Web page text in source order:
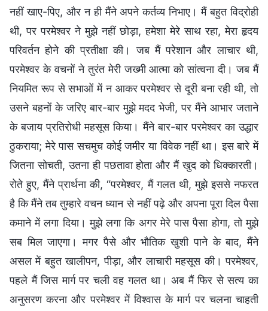
नहीं खाए-पिए, और न ही मैंने अपने कर्तव्य निभाए। मैं बहुत विद्रोही
थी, पर परमेश्वर ने मुझे नहीं छोड़ा, हमेशा मेरे साथ रहा, मेरा हृदय
परिवर्तन होने की प्रतीक्षा की। जब मैं परेशान और लाचार थी,
परमेश्वर के वचनों ने तुरंत मेरी जख्मी आत्मा को सांत्वना दी। जब मैं
नियमित रूप से सभाओं में न आकर परमेश्वर से दूरी बना रही थी, तो
उसने बहनों के जरिए बार-बार मुझे मदद भेजी, पर मैंने आभार जताने
के बजाय प्रतिरोधी महसूस किया। मैंने बार-बार परमेश्वर का उद्धार
ठुकराया; मेरे पास सचमुच कोई जमीर या विवेक नहीं था। इस बारे में
जितना सोचती, उतना ही पछतावा होता और मैं खुद को धिक्कारती।
रोते हुए, मैंने प्रार्थना की, “परमेश्वर, मैं गलत थी, मुझे इससे नफरत
है कि मैंने तब तुम्हारे वचन ध्यान से नहीं पढ़े और अपना पूरा दिल पैसा
कमाने में लगा दिया। मुझे लगा कि अगर मेरे पास पैसा होगा, तो मुझे
सब मिल जाएगा। मगर पैसे और भौतिक खुशी पाने के बाद, मैंने
असल में बहुत खालीपन, पीड़ा, और लाचारी महसूस की। परमेश्वर,
पहले मैं जिस मार्ग पर चली वह गलत था। अब मैं फिर से सत्य का
अनुसरण करना और परमेश्वर में विश्वास के मार्ग पर चलना चाहती